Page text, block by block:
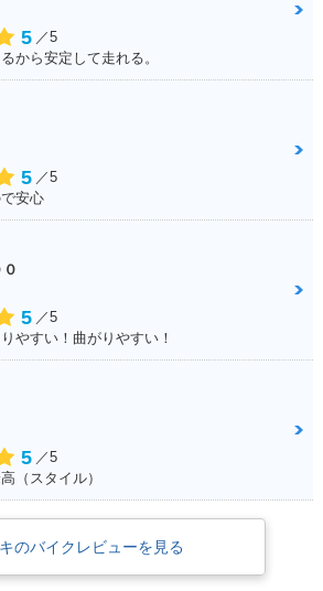
5 ／5
から安定して走れる。
5 ／5
安心
5 ／5
やすい！曲がりやすい！
5 ／5
（スタイル）
のバイクレビューを見る